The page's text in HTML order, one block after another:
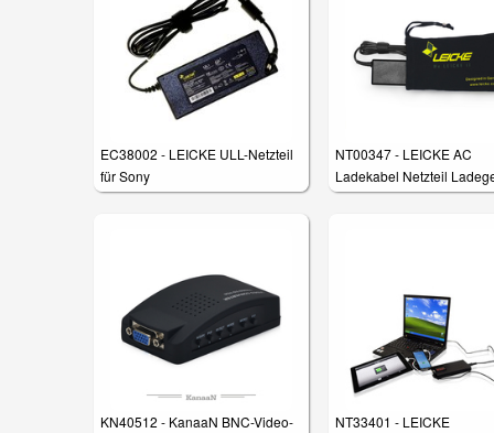
EC38002 - LEICKE ULL-Netzteil
für Sony
NT00347 - LEICKE AC
Ladekabel Netzteil
19V 4,74A 90W für HP
KN40512 - KanaaN BNC-Video-
NT33401 - LEICKE